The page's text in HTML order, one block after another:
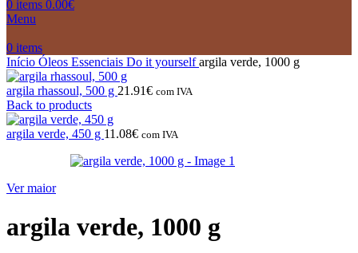
0 items 0.00€
Menu
0 items
Início Óleos Essenciais Do it yourselfargila verde, 1000 g
argila rhassoul, 500 g 21.91€ com IVA
Back to products
argila verde, 450 g 11.08€ com IVA
Ver maior
argila verde, 1000 g